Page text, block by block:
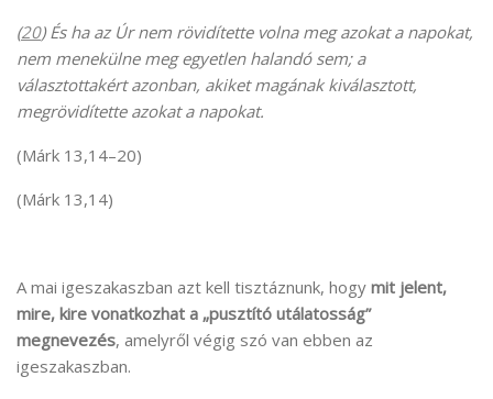
(20) És ha az Úr nem rövidítette volna meg azokat a napokat,
nem menekülne meg egyetlen halandó sem; a
választottakért azonban, akiket magának kiválasztott,
megrövidítette azokat a napokat.
(Márk 13,14–20)
(Márk 13,14)
A mai igeszakaszban azt kell tisztáznunk, hogy mit jelent,
mire, kire vonatkozhat a „pusztító utálatosság”
megnevezés, amelyről végig szó van ebben az
igeszakaszban.